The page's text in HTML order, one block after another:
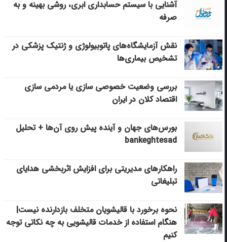
آشنایی با سیستم حسابداری ابری، روشی بهینه و به
صرفه
نقش آزمایشگاه‌های پاتوبیولوژی و ژنتیک پزشکی در
تشخیص بیماری‌ها
بررسی وضعیت خصوصی سازی یا مردمی سازی
اقتصاد کلان در ایران
بورس‌های جهان و آینده پیش روی آن‌ها + تحلیل
bankeghtesad
راهکارهای مدیریتی برای افزایش اثربخشی هدایای
تبلیغاتی
نحوه برخورد با قالیشویان متخلف بازدارنده نیست|
هنگام استفاده از خدمات قالیشویی به چه نکاتی توجه
کنیم